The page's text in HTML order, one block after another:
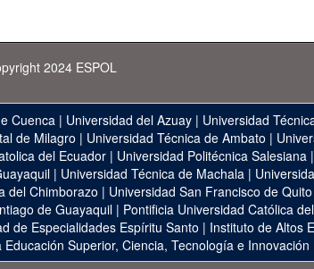
2024 ESPOL
Cuenca | Universidad del Azuay | Universidad
de Milagro | Universidad Técnica de Ambato |
del Ecuador| Universidad Politécnica Salesiana|
| Universidad Técnica de Machala |
del Chimborazo | Universidad San Francisco de Quito
de Guayaquil | Pontificia Universidad Católica
de Especialidades Espíritu Santo | Instituto de Altos
Educación Superior, Ciencia, Tecnología e Innovación